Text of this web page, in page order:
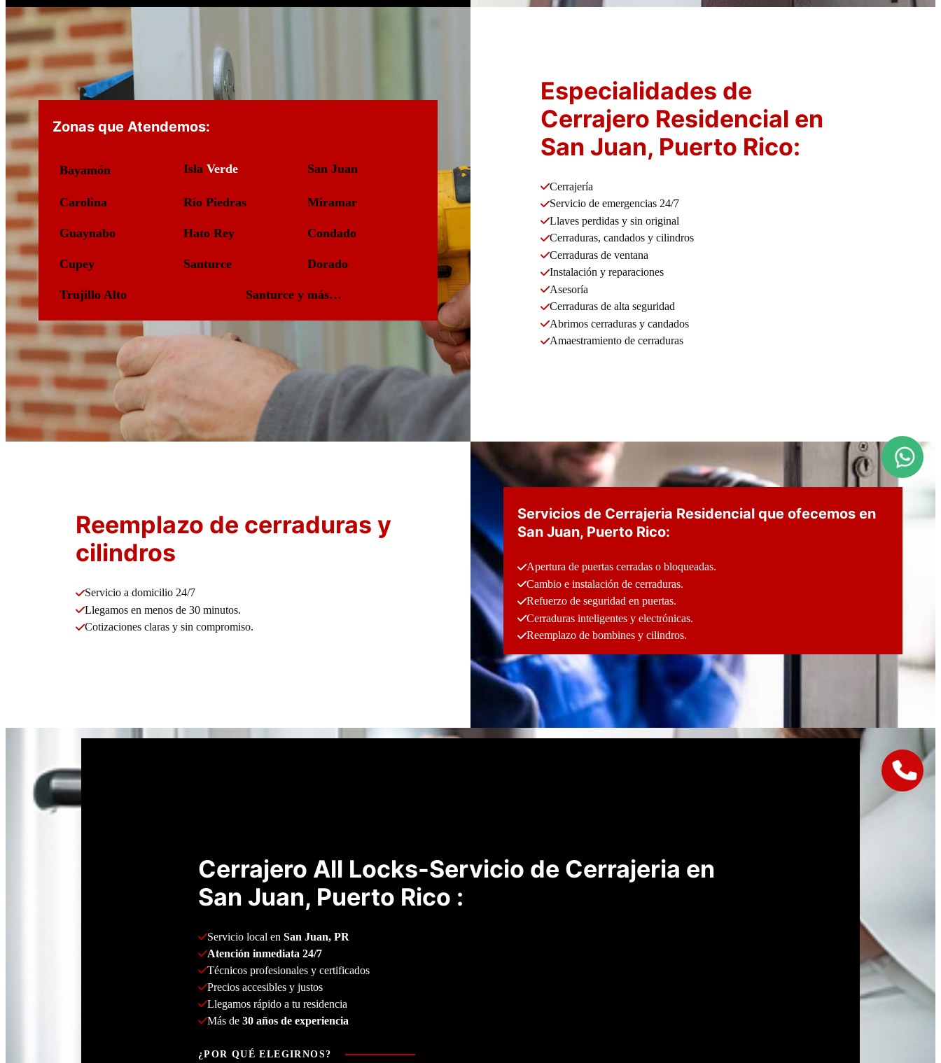
Zonas que Atendemos:
Bayamón IslaVerde San Juan
Carolina Río Piedras Miramar
Guaynabo Hato Rey Condado
Cupey Santurce Dorado
Trujillo Alto Santurce y más…
Especialidades de
Cerrajero Residencial en
San Juan, Puerto Rico:
Cerrajería
Servicio de emergencias 24/7
Llaves perdidas y sin original
Cerraduras, candados y cilindros
Cerraduras de ventana
Instalación y reparaciones
Asesoría
Cerraduras de alta seguridad
Abrimos cerraduras y candados
Amaestramiento de cerraduras
Reemplazo de cerraduras y
cilindros
Servicio a domicilio 24/7
Llegamos en menos de 30 minutos.
Cotizaciones claras y sin compromiso.
Servicios de Cerrajeria Residencial que ofecemos en
San Juan, Puerto Rico:
Apertura de puertas cerradas o bloqueadas.
Cambio e instalación de cerraduras.
Refuerzo de seguridad en puertas.
Cerraduras inteligentes y electrónicas.
Reemplazo de bombines y cilindros.
Cerrajero All Locks-Servicio de Cerrajeria en
San Juan, Puerto Rico :
Servicio local en San Juan, PR
Atención inmediata 24/7
Técnicos profesionales y certificados
Precios accesibles y justos
Llegamos rápido a tu residencia
Más de 30 años de experiencia
¿POR QUÉ ELEGIRNOS?